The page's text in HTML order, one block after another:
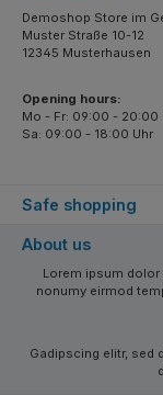
Safe shopping
Demoshop Store im
Muster Straße 10-12
12345 Musterhausen
Opening hours:
Mo - Fr: 09:00 - 20:00
Sa: 09:00 - 18:00 Uhr
About us
Lorem ipsum
nonumy eirmod
Gadipscing elitr, sed